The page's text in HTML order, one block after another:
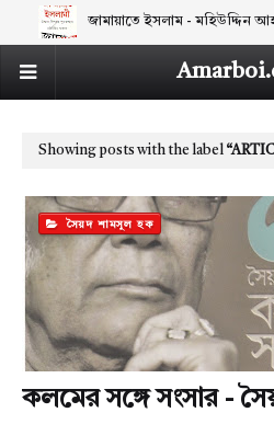
জামায়াতে ইসলাম - মহিউদ্দিন
Showing posts with the label
সৈয়দ শামসুল হক
কলমের সঙ্গে সংসার -